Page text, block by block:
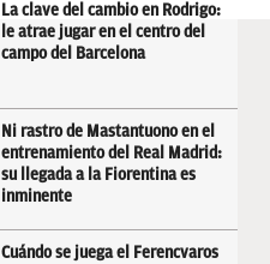
La clave del cambio en Rodrigo:
le atrae jugar en el centro del
campo del Barcelona
Ni rastro de Mastantuono en el
entrenamiento del Real Madrid:
su llegada a la Fiorentina es
inminente
Cuándo se juega el Ferencvaros